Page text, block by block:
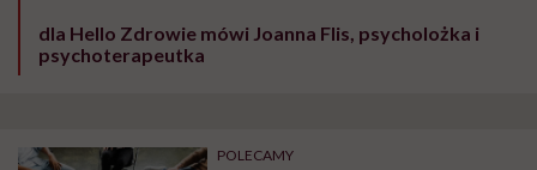
dla Hello Zdrowie mówi Joanna Flis, psycholożka i
psychoterapeutka
POLECAMY